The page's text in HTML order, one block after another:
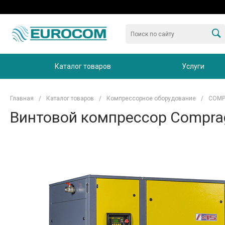
Каталог товаров Услуги
Главная / Каталог товаров / Компрессорное оборудование /
Винтовой компрессор